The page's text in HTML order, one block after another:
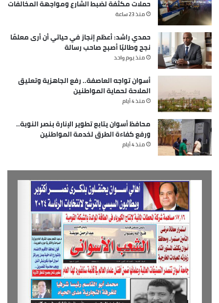
حملات مكثفة لضبط الشارع ومواجهة المخالفات
منذ 23 ساعة
حمدي راشد: أعظم إنجاز في حياتي أن أرى معلمًا
نجح وطالبًا أصبح صاحب رسالة
منذ يوم واحد
أسوان تواجه العاصفة.. رفع الجاهزية وتعليق
الملاحة لحماية المواطنين
منذ 4 أيام
محافظ أسوان يتابع تطوير الإنارة بنصر النوبة..
ورفع كفاءة الطرق لخدمة المواطنين
منذ 4 أيام